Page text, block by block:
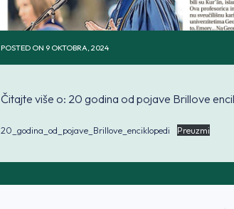
POSTED ON 9 OKTOBRA, 2024
Čitajte više o: 20 godina od pojave Brillove
20_godina_od_pojave_Brillove_enciklopedi Preuzmi